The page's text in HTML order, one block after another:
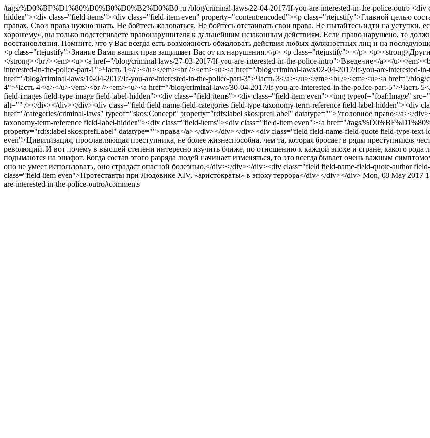
/tags/%D0%BF%D1%80%D0%B0%D0%B2%D0%B0 ru /blog/criminal-laws/22-04-2017/If-you-are-interested-in-the-police-outro <div
hidden"><div class="field-items"><div class="field-item even" property="content:encoded"><p class="rtejustify">Главной целью
правах. Свои права нужно знать. Не бойтесь жаловаться. Не бойтесь отстаивать свои права. Не пытайтесь идти на
хорошему», вы только подстегиваете правонарушителя к дальнейшим незаконным действиям. Если право нарушено, то
восстановления. Помните, что у Вас всегда есть возможность обжаловать действия любых должностных лиц и на
<p class="rtejustify">Знание Вами ваших прав защищает Вас от их нарушения.</p> <p class="rtejustify"> </p>
</strong><br /><em><u><a href="/blog/criminal-laws/27-03-2017/If-you-are-interested-in-the-police-intro">Введение</a></u></
interested-in-the-police-part-1">Часть 1</a></u></em><br /><em><u><a href="/blog/criminal-laws/02-04-2017/If-you-are-interested-
href="/blog/criminal-laws/10-04-2017/If-you-are-interested-in-the-police-part-3">Часть 3</a></u></em><br /><em><u><a href="/
4">Часть 4</a></u></em><br /><em><u><a href="/blog/criminal-laws/30-04-2017/If-you-are-interested-in-the-police-part-5">Часть
field-images field-type-image field-label-hidden"><div class="field-items"><div class="field-item even"><img typeof="foaf:Image"
alt="" /></div></div></div><div class="field field-name-field-categories field-type-taxonomy-term-reference field-label-hidden"><div
href="/categories/criminal-laws" typeof="skos:Concept" property="rdfs:label skos:prefLabel" datatype="">Уголовное право</a></
taxonomy-term-reference field-label-hidden"><div class="field-items"><div class="field-item even"><a href="/tags/
property="rdfs:label skos:prefLabel" datatype="">права</a></div></div></div><div class="field field-name-field-quote field-type-
even">Цивилизация, прославляющая преступника, не более жизнеспособна, чем та, которая бросает в ряды преступников
революций. И вот почему в высшей степени интересно изучить ближе, по отношению к каждой эпохе и стране, какого рода
подымаются на эшафот. Когда состав этого разряда людей начинает изменяться, то это всегда бывает очень важным
оно не умеет использовать, оно страдает опасной болезнью.</div></div></div><div class="field field-name-field-quote-author
class="field-item even">Протестанты при Людовике ХIV, «аристократы» в эпоху террора</div></div></div> Mon, 08 May 2017
are-interested-in-the-police-outro#comments